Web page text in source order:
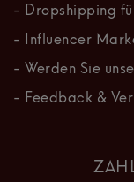
- Dropshipping
- Influencer
- Werden Sie
- Feedback &